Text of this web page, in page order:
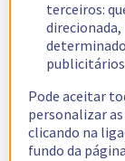
terceiros:
publicitários
Pode aceitar
personalizar
clicando na
fundo da